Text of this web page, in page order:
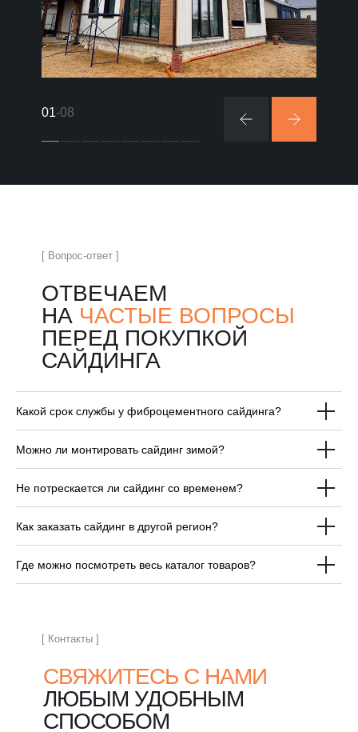
01-08
ОТВЕЧАЕМ НА
ЧАСТЫЕ ВОПРОСЫ
ПЕРЕД ПОКУПКОЙ
САЙДИНГА
ОТВЕЧАЕМ
НА ЧАСТЫЕ ВОПРОСЫ
ПЕРЕД ПОКУПКОЙ
САЙДИНГА
[ Вопрос-ответ ]
Какой срок службы у фиброцементного сайдинга?
Можно ли монтировать сайдинг зимой?
Не потрескается ли сайдинг со временем?
Как заказать сайдинг в другой регион?
Где можно посмотреть весь каталог товаров?
СВЯЖИТЕСЬ С НАМИ
ЛЮБЫМ УДОБНЫМ
СПОСОБОМ
[ Контакты ]